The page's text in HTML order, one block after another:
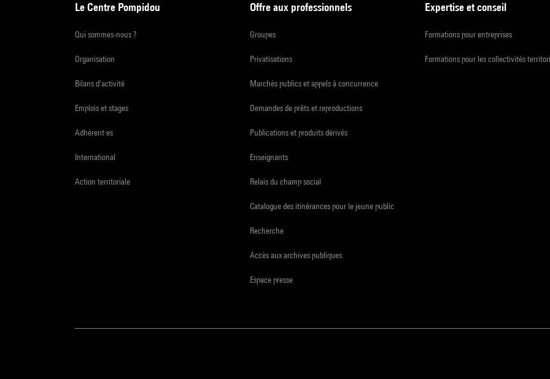
Le Centre Pompidou
Qui sommes-nous ?
Organisation
Bilans d'activité
Emplois et stages
Adhérent·es
International
Action territoriale
Offre aux professionnels
Groupes
Privatisations
Marchés publics et appels à concurrence
Demandes de prêts et reproductions
Publications et produits dérivés
Enseignants
Relais du champ social
Catalogue des itinérances pour le jeune public
Recherche
Accès aux archives publiques
Espace presse
Expertise et conseil
Formations pour entreprises
Formations pour les collectivités